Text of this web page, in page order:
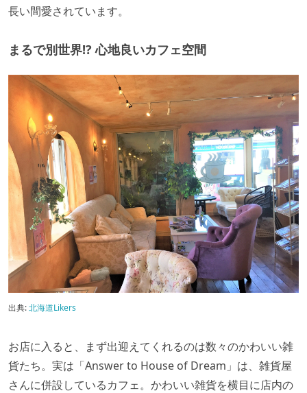
長い間愛されています。
まるで別世界!? 心地良いカフェ空間
出典:北海道Likers
お店に入ると、まず出迎えてくれるのは数々のかわいい雑
貨たち。実は「Answer to House of Dream」は、雑貨屋
さんに併設しているカフェ。かわいい雑貨を横目に店内の